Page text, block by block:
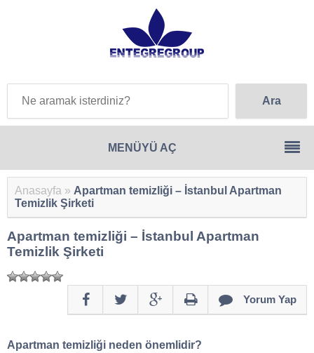
Anasayfa » Apartman temizliği – İstanbul Apartman
Temizlik Şirketi
Apartman temizliği – İstanbul Apartman
Temizlik Şirketi
Yorum Yap
Apartman temizliği neden önemlidir?